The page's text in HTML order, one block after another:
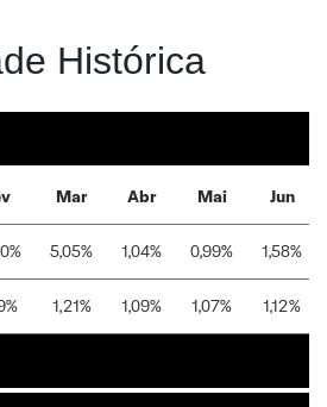
Histórica
Mar Abr Mai Jun
5,05% 1,04% 0,99% 1,58%
1,21% 1,09% 1,07% 1,12%